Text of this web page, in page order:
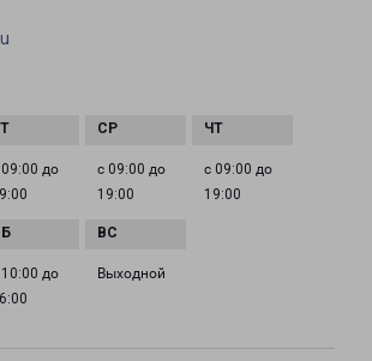
09:00 до
с 09:00 до
19:00
с 09:00 до
19:00
10:00 до
Выходной